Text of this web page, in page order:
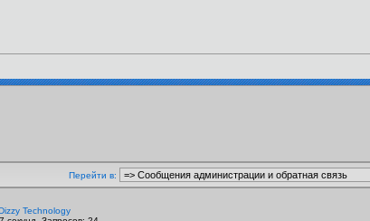
Перейти в:
Technology